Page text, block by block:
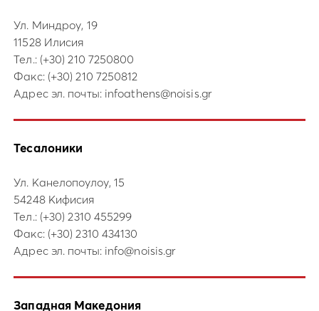
Ул. Миндроу, 19
11528 Илисия
Тел.: (+30) 210 7250800
Факс: (+30) 210 7250812
Адрес эл. почты: infoathens@noisis.gr
Тесалоники
Ул. Канелопоулоу, 15
54248 Кифисия
Тел.: (+30) 2310 455299
Факс: (+30) 2310 434130
Адрес эл. почты: info@noisis.gr
Западная Македония